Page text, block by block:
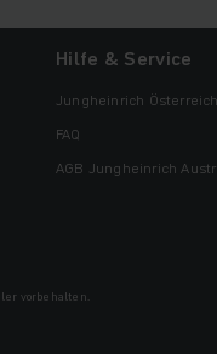
Hilfe & Service
Jungheinrich Österreich
FAQ
AGB Jungheinrich
vorbehalten.